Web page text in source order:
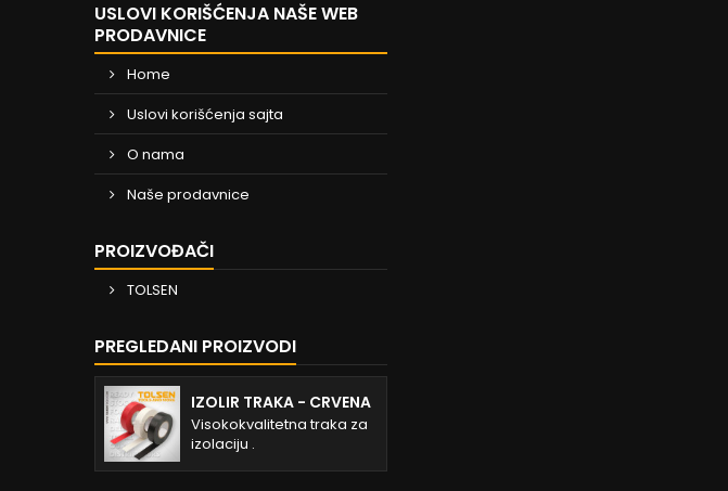
USLOVI KORIŠĆENJA NAŠE WEB
PRODAVNICE
Home
Uslovi korišćenja sajta
O nama
Naše prodavnice
PROIZVOĐAČI
TOLSEN
PREGLEDANI PROIZVODI
IZOLIR TRAKA - CRVENA
Visokokvalitetna traka za
izolaciju .